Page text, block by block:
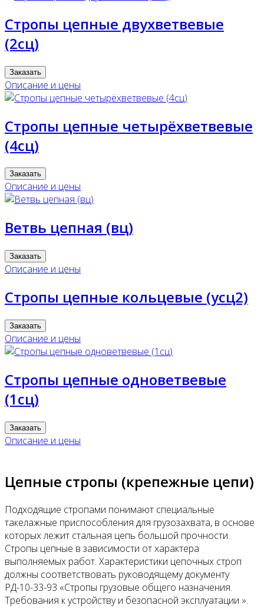
Стропы цепные двухветвевые
(2сц)
Заказать
Описание и цены
Стропы цепные четырёхветвевые
(4сц)
Заказать
Описание и цены
Ветвь цепная (вц)
Заказать
Описание и цены
Стропы цепные кольцевые (усц2)
Заказать
Описание и цены
Стропы цепные одноветвевые
(1сц)
Заказать
Описание и цены
Цепные стропы (крепежные цепи)
Подходящие стропами понимают специальные
такелажные приспособления для грузозахвата, в основе
которых лежит стальная цепь большой прочности.
Стропы цепные в зависимости от характера
выполняемых работ. Характеристики цепочных строп
должны соответствовать руководящему документу
РД-10-33-93 «Стропы грузовые общего назначения.
Требования к устройству и безопасной эксплуатации ».